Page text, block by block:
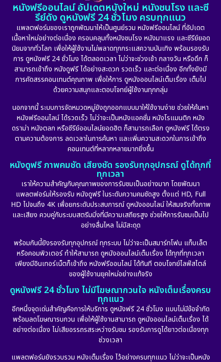
หนังฟรีออนไลน์ อัปเดตหนังใหม่ หนังชนโรง และซี
รีย์ดัง ดูหนังฟรี 24 ชั่วโมง ครบทุกแนว
แพลตฟอร์มของเราถูกพัฒนาให้เป็นศูนย์รวม หนังฟรีออนไลน์ ที่อัปเดต
เนื้อหาใหม่อย่างต่อเนื่อง ครอบคลุมทั้งหนังชนโรง หนังมาแรง และซีรีย์ยอด
นิยมจากทั่วโลก เพื่อให้ผู้ใช้งานไม่พลาดทุกกระแสความบันเทิง พร้อมรองรับ
การ ดูหนังฟรี 24 ชั่วโมง ได้ตลอดเวลา ไม่ว่าจะช่วงเช้า กลางวัน หรือดึก ก็
สามารถเข้าถึง หนังดูฟรี ได้อย่างสะดวก รวดเร็ว และต่อเนื่อง อีกทั้งยังมี
การคัดสรรคอนเทนต์คุณภาพ เพื่อให้การ ดูหนังออนไลน์เต็มเรื่อง เต็มไป
ด้วยความสนุกและตอบโจทย์ผู้ใช้งานทุกกลุ่ม
นอกจากนี้ ระบบการจัดหมวดหมู่ยังถูกออกแบบมาให้ใช้งานง่าย ช่วยให้ค้นหา
หนังฟรีออนไลน์ ได้รวดเร็ว ไม่ว่าจะเป็นหนังแอคชั่น หนังโรแมนติก หนัง
ดราม่า หนังตลก หรือซีรีย์ออนไลน์ยอดฮิต ก็สามารถเลือก ดูหนังฟรี ได้ตรง
ตามความต้องการ ลดเวลาในการค้นหา และเพิ่มความสะดวกในการเข้าถึง
คอนเทนต์ที่หลากหลายมากยิ่งขึ้น
หนังดูฟรี ภาพคมชัด เสียงชัด รองรับทุกอุปกรณ์ ดูได้ทุกที่
ทุกเวลา
เราให้ความสำคัญกับคุณภาพของการรับชมเป็นอย่างมาก โดยพัฒนา
แพลตฟอร์มให้รองรับ หนังดูฟรี ในระดับความคมชัดสูง ตั้งแต่ HD, Full
HD ไปจนถึง 4K เพื่อยกระดับประสบการณ์ ดูหนังออนไลน์ ให้สมจริงทั้งภาพ
และเสียง ควบคู่กับระบบสตรีมมิ่งที่มีความเสถียรสูง ช่วยให้การรับชมเป็นไป
อย่างลื่นไหล ไม่มีสะดุด
พร้อมกันนี้ยังรองรับทุกอุปกรณ์ ทุกระบบ ไม่ว่าจะเป็นสมาร์ทโฟน แท็บเล็ต
หรือคอมพิวเตอร์ ทำให้สามารถ ดูหนังออนไลน์เต็มเรื่อง ได้ทุกที่ทุกเวลา
เพียงมีอินเทอร์เน็ตก็เข้าถึง หนังฟรีออนไลน์ ได้ทันที ตอบโจทย์ไลฟ์สไตล์
ของผู้ใช้งานยุคใหม่อย่างแท้จริง
ดูหนังฟรี 24 ชั่วโมง ไม่มีโฆษณากวนใจ หนังเต็มเรื่องครบ
ทุกแนว
อีกหนึ่งจุดเด่นสำคัญคือการให้บริการ ดูหนังฟรี 24 ชั่วโมง แบบไม่มีข้อจำกัด
พร้อมลดโฆษณารบกวน เพื่อให้ผู้ใช้งานสามารถ ดูหนังออนไลน์เต็มเรื่อง ได้
อย่างต่อเนื่อง ไม่เสียอรรถรสระหว่างรับชม รองรับการดูได้ยาวต่อเนื่องทุก
ช่วงเวลา
แพลตฟอร์มยังรวบรวม หนังเต็มเรื่อง ไว้อย่างครบทุกแนว ไม่ว่าจะเป็นหนัง